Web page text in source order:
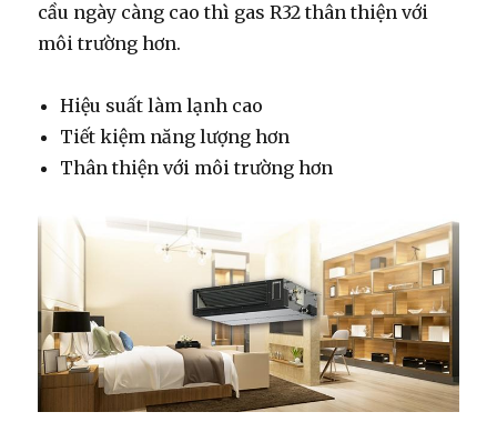
cầu ngày càng cao thì gas R32 thân thiện với
môi trường hơn.
Hiệu suất làm lạnh cao
Tiết kiệm năng lượng hơn
Thân thiện với môi trường hơn